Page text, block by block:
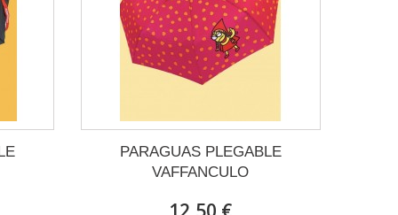
PARAGUAS PLEGABLE
VAFFANCULO